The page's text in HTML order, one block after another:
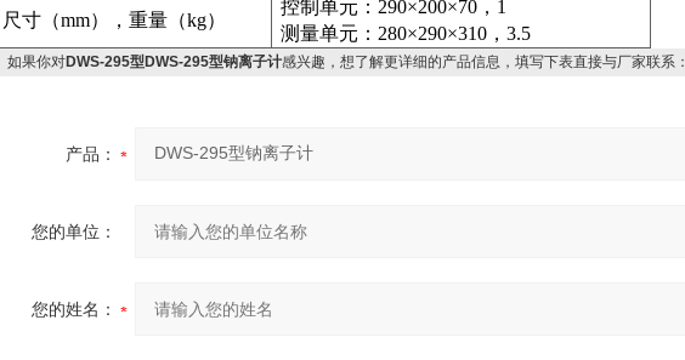
尺寸 （mm） ，重量 （kg）
控制单元： 290×200×70 ， 1
测量单元： 280×290×310 ，3.5
如果你对DWS-295型DWS-295型钠离子计感兴趣，想了解更详细的产品信息，填写下表直接与厂家联系：
产品：
您的单位：
您的姓名：